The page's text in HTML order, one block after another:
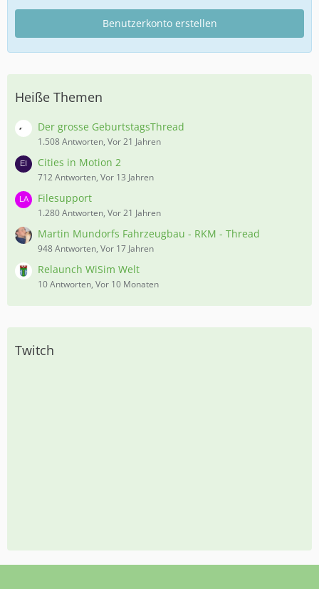
Benutzerkonto erstellen
Heiße Themen
Der grosse GeburtstagsThread
1.508 Antworten, Vor 21 Jahren
Cities in Motion 2
712 Antworten, Vor 13 Jahren
Filesupport
1.280 Antworten, Vor 21 Jahren
Martin Mundorfs Fahrzeugbau - RKM - Thread
948 Antworten, Vor 17 Jahren
Relaunch WiSim Welt
10 Antworten, Vor 10 Monaten
Twitch